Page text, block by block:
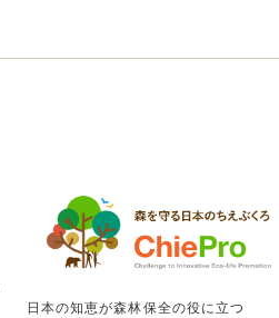
日本の知恵が森林保全の役に立つ